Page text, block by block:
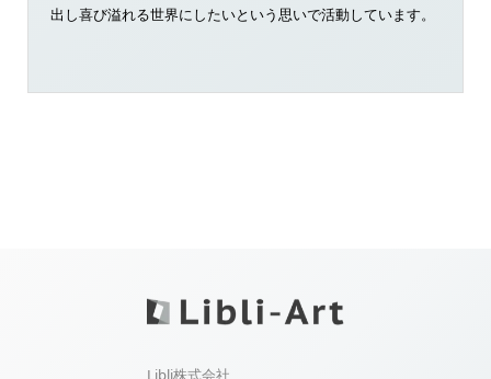
出し喜び溢れる世界にしたいという思いで活動しています。
Libli株式会社